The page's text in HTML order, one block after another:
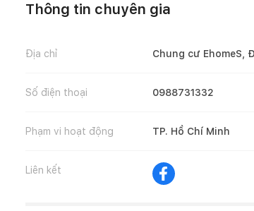
Thông tin chuyên gia
Địa chỉ Chung cư EhomeS,
Số điện thoại 0988731332
Phạm vi hoạt động TP. Hồ Chí Minh
Liên kết